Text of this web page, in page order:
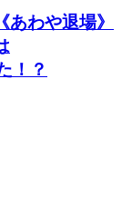
わや退場》
！？